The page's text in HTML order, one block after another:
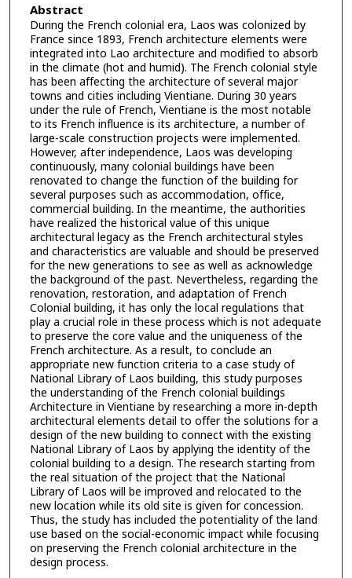
Abstract
During the French colonial era, Laos was colonized by
France since 1893, French architecture elements were
integrated into Lao architecture and modified to absorb
in the climate (hot and humid). The French colonial style
has been affecting the architecture of several major
towns and cities including Vientiane. During 30 years
under the rule of French, Vientiane is the most notable
to its French influence is its architecture, a number of
large-scale construction projects were implemented.
However, after independence, Laos was developing
continuously, many colonial buildings have been
renovated to change the function of the building for
several purposes such as accommodation, office,
commercial building. In the meantime, the authorities
have realized the historical value of this unique
architectural legacy as the French architectural styles
and characteristics are valuable and should be preserved
for the new generations to see as well as acknowledge
the background of the past. Nevertheless, regarding the
renovation, restoration, and adaptation of French
Colonial building, it has only the local regulations that
play a crucial role in these process which is not adequate
to preserve the core value and the uniqueness of the
French architecture. As a result, to conclude an
appropriate new function criteria to a case study of
National Library of Laos building, this study purposes
the understanding of the French colonial buildings
Architecture in Vientiane by researching a more in-depth
architectural elements detail to offer the solutions for a
design of the new building to connect with the existing
National Library of Laos by applying the identity of the
colonial building to a design. The research starting from
the real situation of the project that the National
Library of Laos will be improved and relocated to the
new location while its old site is given for concession.
Thus, the study has included the potentiality of the land
use based on the social-economic impact while focusing
on preserving the French colonial architecture in the
design process.